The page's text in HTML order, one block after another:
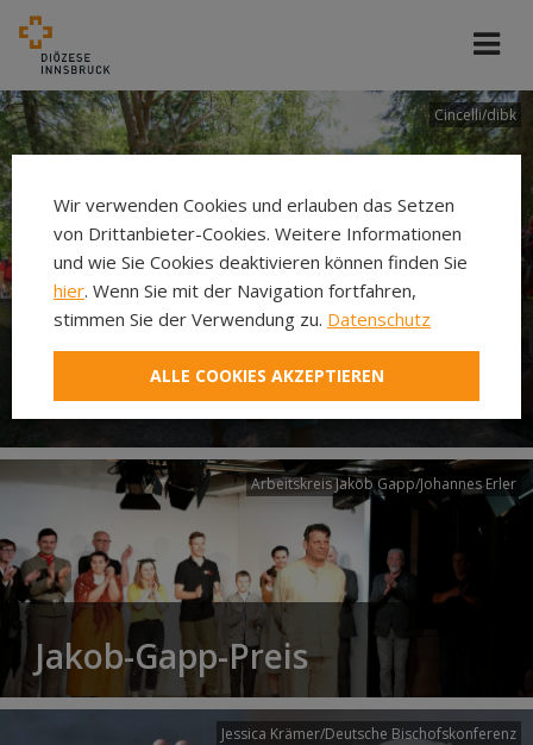
Cincelli/dibk
Neuer Pilgerweg Via
Laudato si’
Arbeitskreis Jakob Gapp/Johannes Erler
Jakob-Gapp-Preis
Jessica Krämer/Deutsche Bischofskonferenz
Wir verwenden Cookies und erlauben das Setzen
von Drittanbieter-Cookies. Weitere Informationen
und wie Sie Cookies deaktivieren können finden Sie
hier. Wenn Sie mit der Navigation fortfahren,
stimmen Sie der Verwendung zu. Datenschutz
ALLE COOKIES AKZEPTIEREN